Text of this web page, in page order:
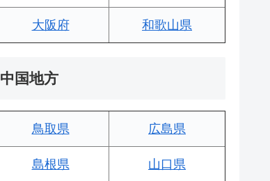
大阪府 和歌山県
中国地方
鳥取県 広島県
島根県 山口県